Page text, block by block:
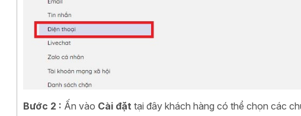
Bước 2 : Ấn vào Cài đặt tại đây khách hàng có thể chọn các